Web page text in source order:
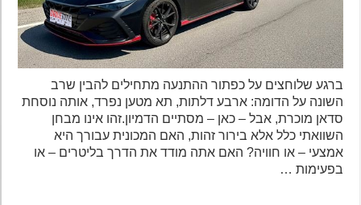
ברגע שלוחצים על כפתור ההתנעה מתחילים להבין שרב
השונה על הדומה: ארבע דלתות, תא מטען נפרד, אותה נוסחת
סדאן מוכרת, אבל – כאן – מסתיים הדמיון.זהו אינו מבחן
השוואתי כלל אלא בירור זהות, האם המכונית עבורך היא
אמצעי – או חוויה? האם אתה מודד את הדרך בליטרים – או
בפעימות …